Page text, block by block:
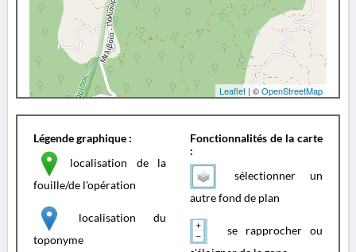
Leaflet | ©OpenStreetMap
Légende graphique :
localisation de la
fouille/de l'opération
localisation du
toponyme
Fonctionnalités de la carte
:
sélectionner un
autre fond de plan
se rapprocher ou